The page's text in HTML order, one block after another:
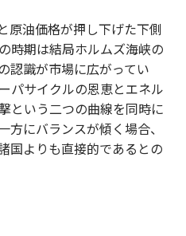
原油価格が押し下げた下側
時期は結局ホルムズ海峡の
認識が市場に広がってい
パサイクルの恩恵とエネル
という二つの曲線を同時に
にバランスが傾く場合、
国よりも直接的であるとの